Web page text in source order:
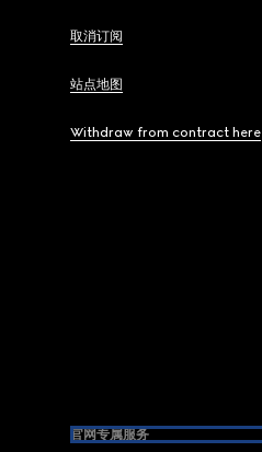
取消订阅
站点地图
Withdraw from contract here
官网专属服务